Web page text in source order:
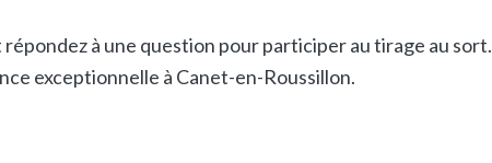
à une question pour participer au tirage au sort.
exceptionnelle à Canet-en-Roussillon.